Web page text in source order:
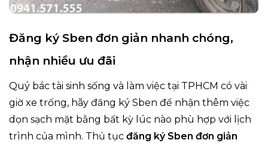
Đăng ký Sben đơn giản nhanh chóng,
nhận nhiều ưu đãi
Quý bác tài sinh sống và làm việc tại TPHCM có vài
giờ xe trống, hãy đăng ký Sben để nhận thêm việc
dọn sạch mặt bằng bất kỳ lúc nào phù hợp với lịch
trình của mình. Thủ tục đăng ký Sben đơn giản